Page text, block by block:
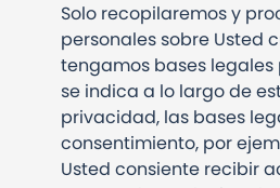
Solo recopilaremos y
personales sobre Usted
tengamos bases legales
se indica a lo largo de
privacidad, las bases
consentimiento, por
Usted consiente recibir